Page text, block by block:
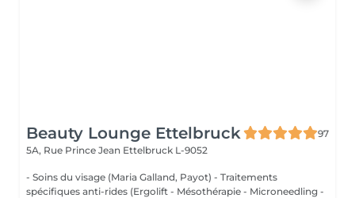
Beauty Lounge Ettelbruck
97
5A, Rue Prince Jean Ettelbruck L-9052
- Soins du visage (Maria Galland, Payot) - Traitements
spécifiques anti-rides (Ergolift - Mésothérapie - Microneedling -